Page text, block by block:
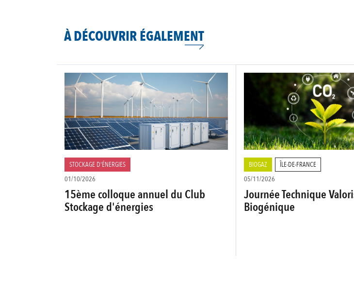
À DÉCOUVRIR ÉGALEMENT
STOCKAGE D'ÉNERGIES
01/10/2026
15ème colloque annuel du Club
Stockage d'énergies
BIOGAZ
ÎLE-DE-FRANCE
05/11/2026
Journée Technique
Biogénique